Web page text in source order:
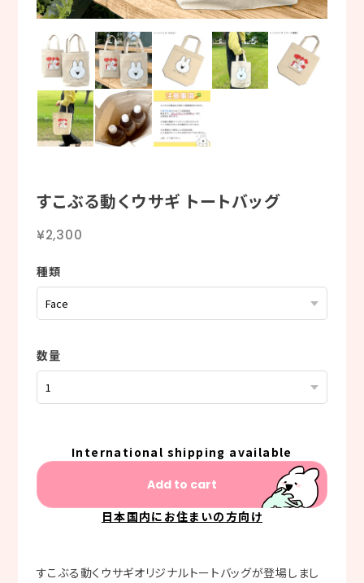
すこぶる動くウサギ トートバッグ
¥2,300
種類
数量
International shipping available
Add to cart
日本国内にお住まいの方向け
すこぶる動くウサギオリジナルトートバッグが登場しまし